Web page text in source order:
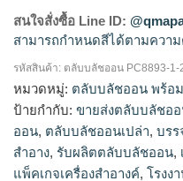
สนใจสั่งซื้อ Line ID:
สามารถกำหนดสีได้ตามควา
โรงงานผลิตตลับบลัชออน,รั
ออน,จำหน่ายตลับบลัชออน
รหัสสินค้า: ตลับบลัชออน PC8893-1-
หมวดหมู่: ตลับบลัชออน พร้อ
ป้ายกำกับ: ขายส่งตลับบลัชอ
ออน, ตลับบลัชออนเปล่า, บร
สำอาง, รับผลิตตลับบลัชออน,
แพ็คเกจเครื่องสำอางค์, โรงง